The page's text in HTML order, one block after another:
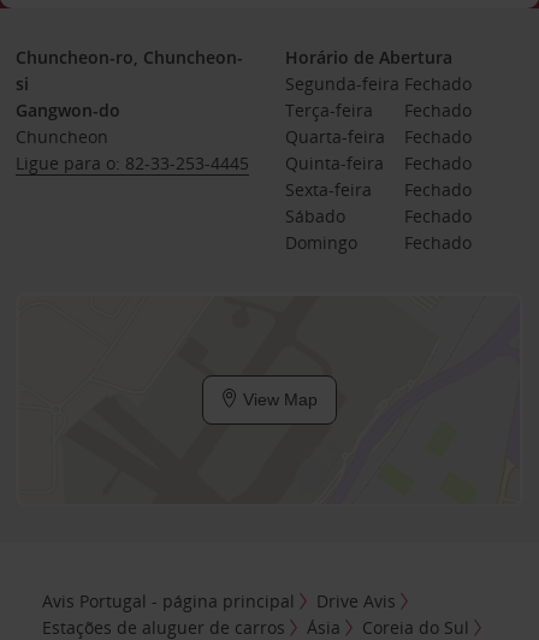
Chuncheon-ro, Chuncheon-
si
Gangwon-do
Chuncheon
Ligue para o: 82-33-253-4445
Horário de Abertura
Segunda-feira Fechado
Terça-feira
Fechado
Quarta-feira
Fechado
Quinta-feira
Fechado
Sexta-feira
Fechado
Sábado
Fechado
Domingo
Fechado
View Map
Avis Portugal - página principal
Drive Avis
Estações de aluguer de carros
Ásia
Coreia do Sul